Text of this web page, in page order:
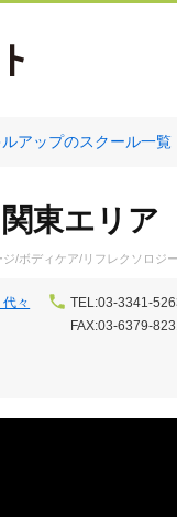
アップのスクール一覧
東エリア
/ボディケア/リフレクソロジ
々
TEL:03-3341-
FAX:03-6379-